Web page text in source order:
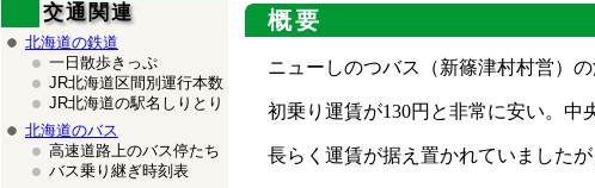
概要
ニューしのつバス（新篠津村村営）
初乗り運賃が130円と非常に安い。中
長らく運賃が据え置かれていましたが
交通関連
北海道の鉄道
一日散歩きっぷ
JR北海道区間別運行本数
JR北海道の駅名しりとり
北海道のバス
高速道路上のバス停たち
バス乗り継ぎ時刻表